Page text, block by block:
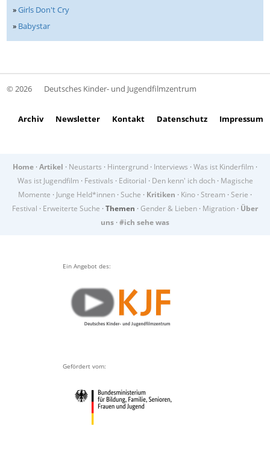
»Girls Don't Cry
» Babystar
© 2026 Deutsches Kinder- und Jugendfilmzentrum
Archiv Newsletter Kontakt Datenschutz Impressum
Home · Artikel · Neustarts · Hintergrund · Interviews · Was ist Kinderfilm ·
Was ist Jugendfilm · Festivals · Editorial · Den kenn' ich doch· Magische
Momente · Junge Held*innen · Suche · Kritiken · Kino · Stream · Serie ·
Festival · Erweiterte Suche · Themen · Gender & Lieben · Migration · Über
uns · #ich sehe was
Ein Angebot des:
Gefördert vom: